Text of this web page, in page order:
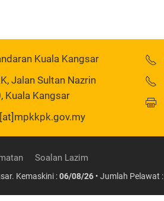
Kuala Kangsar
Jalan Sultan Nazrin
Kuala Kangsar
Soalan Lazim
Kemaskini :06/08/26 • Jumlah Pelawat :